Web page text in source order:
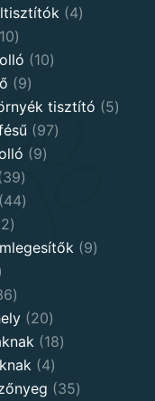
products
44
1010
products
1010
99
products
tisztító 55
9797
99
3939
products
4444
22
products
99
236
products
2020
products
1818
44
products
3535